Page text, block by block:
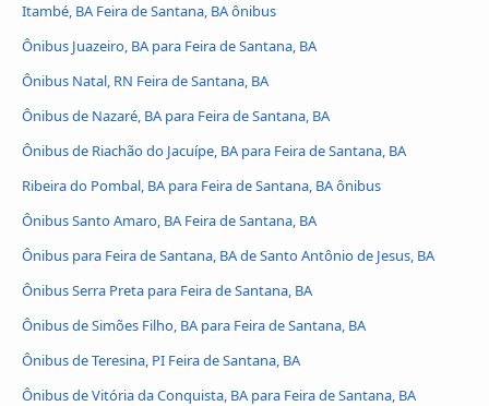
Itambé, BA Feira de Santana, BA ônibus
Ônibus Juazeiro, BA para Feira de Santana, BA
Ônibus Natal, RN Feira de Santana, BA
Ônibus de Nazaré, BA para Feira de Santana, BA
Ônibus de Riachão do Jacuípe, BA para Feira de Santana, BA
Ribeira do Pombal, BA para Feira de Santana, BA ônibus
Ônibus Santo Amaro, BA Feira de Santana, BA
Ônibus para Feira de Santana, BA de Santo Antônio de Jesus, BA
Ônibus Serra Preta para Feira de Santana, BA
Ônibus de Simões Filho, BA para Feira de Santana, BA
Ônibus de Teresina, PI Feira de Santana, BA
Ônibus de Vitória da Conquista, BA para Feira de Santana, BA